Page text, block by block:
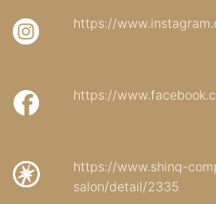
https://
https://
https://www.shinq-
salon/detail/2335